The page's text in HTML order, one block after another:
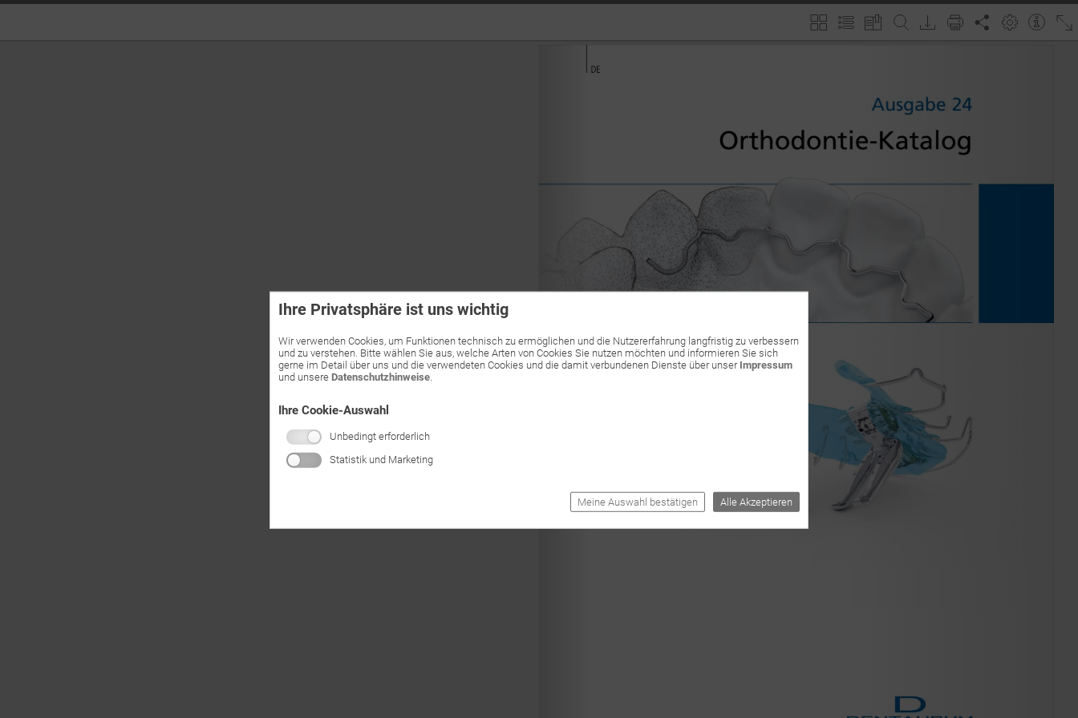
Ihre Privatsphäre ist uns wichtig
Wir verwenden Cookies, um Funktionen technisch zu ermöglichen und die Nutzererfahrung langfristig zu verbessern
und zu verstehen. Bitte wählen Sie aus, welche Arten von Cookies Sie nutzen möchten und informieren Sie sich
gerne im Detail über uns und die verwendeten Cookies und die damit verbundenen Dienste über unser Impressum
und unsere Datenschutzhinweise
Ihre Cookie-Auswahl
Unbedingt erforderlich
Statistik und Marketing
Meine Auswahl bestätigen Alle Akzeptieren